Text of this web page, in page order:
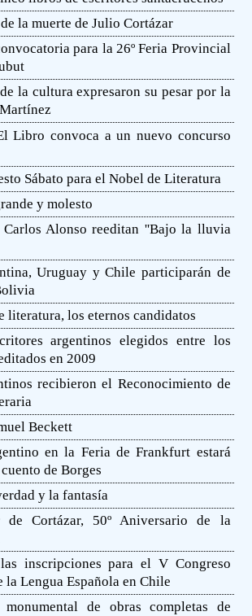
la muerte de Julio Cortázar
para la 26º Feria Provincial
la cultura expresaron su pesar por la
Libro convoca a un nuevo concurso
Sábato para el Nobel de Literatura
y molesto
Carlos Alonso reeditan ''Bajo la lluvia
Uruguay y Chile participarán de
literatura, los eternos candidatos
argentinos elegidos entre los
en 2009
recibieron el Reconocimiento de
Beckett
en la Feria de Frankfurt estará
de Borges
y la fantasía
de Cortázar, 50º Aniversario de la
inscripciones para el V Congreso
la Lengua Española en Chile
de obras completas de